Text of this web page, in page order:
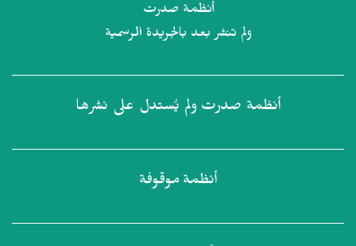
أنظمة صدرت
ولم تنشر بعد بالجريدة الرسمية
أنظمة صدرت ولم يُستدل على نشرها
أنظمة موقوفة